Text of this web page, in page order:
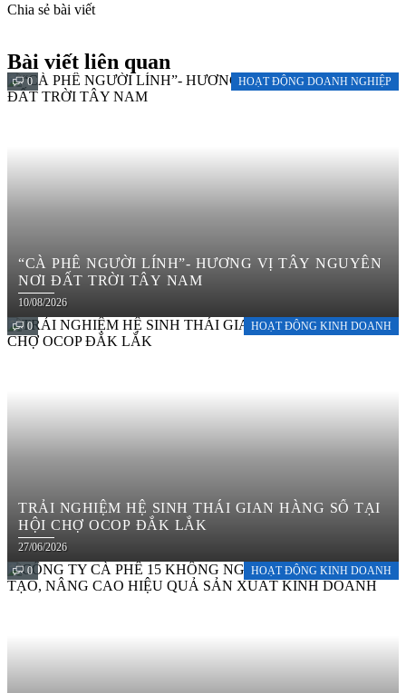
Chia sẻ bài viết
Bài viết liên quan
0 HOẠT ĐỘNG DOANH NGHIỆP
“CÀ PHÊ NGƯỜI LÍNH”- HƯƠNG VỊ TÂY NGUYÊN
NƠI ĐẤT TRỜI TÂY NAM
10/08/2026
0
HOẠT ĐỘNG KINH DOANH
TRẢI NGHIỆM HỆ SINH THÁI GIAN HÀNG SỐ TẠI
HỘI CHỢ OCOP ĐẮK LẮK
27/06/2026
0
HOẠT ĐỘNG KINH DOANH